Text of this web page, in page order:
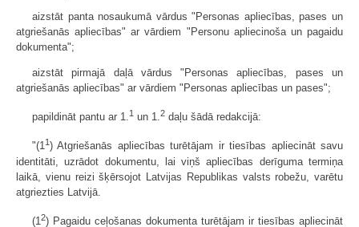
aizstāt panta nosaukumā vārdus "Personas apliecības, pases un
atgriešanās apliecības" ar vārdiem "Personu apliecinoša un pagaidu
dokumenta";
aizstāt pirmajā daļā vārdus "Personas apliecības, pases un
atgriešanās apliecības" ar vārdiem "Personas apliecības un pases";
papildināt pantu ar 1.1 un 1.2 daļu šādā redakcijā:
"(11 ) Atgriešanās apliecības turētājam ir tiesības apliecināt savu
identitāti, uzrādot dokumentu, lai viņš apliecības derīguma termiņa
laikā, vienu reizi šķērsojot Latvijas Republikas valsts robežu, varētu
atgriezties Latvijā.
(1 2) Pagaidu ceļošanas dokumenta turētājam ir tiesības apliecināt